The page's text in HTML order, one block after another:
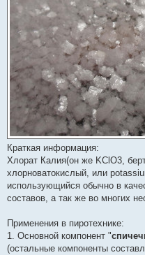
Краткая информация:
Хлорат Калия(он же KClO3,
хлорноватокислый, или
использующийся обычно в
составов, а так же во многих
Применения в пиротехнике:
1. Основной компонент "
(остальные компоненты